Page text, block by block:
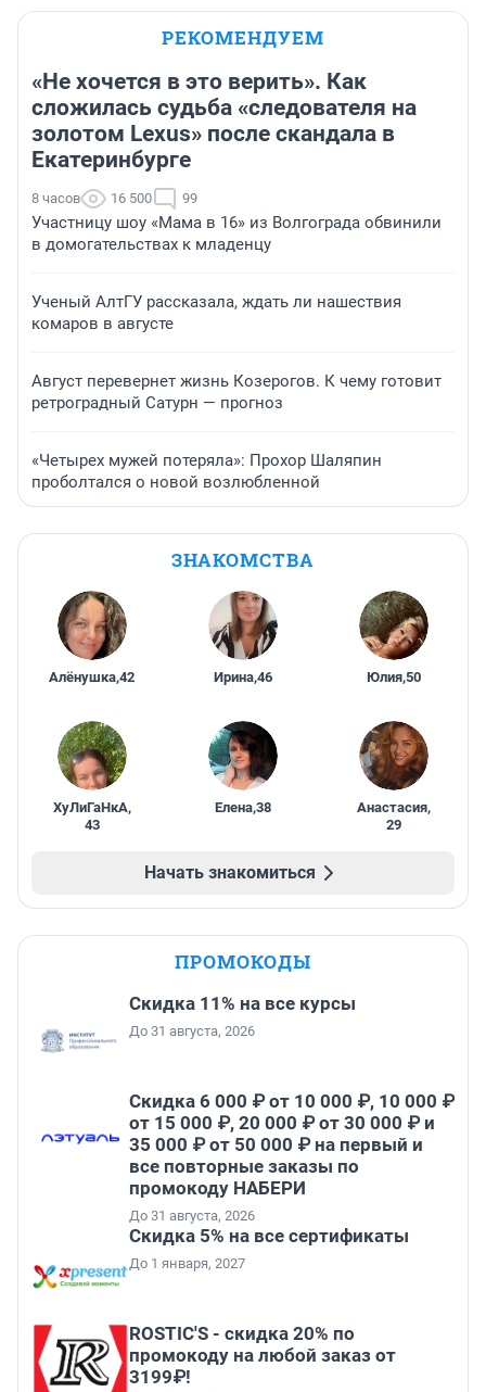
РЕКОМЕНДУЕМ
«Не хочется в это верить». Как
сложилась судьба «следователя на
золотом Lexus» после скандала в
Екатеринбурге
8 часов 16 500 99
Участницу шоу «Мама в 16» из Волгограда обвинили
в домогательствах к младенцу
Ученый АлтГУ рассказала, ждать ли нашествия
комаров в августе
Август перевернет жизнь Козерогов. К чему готовит
ретроградный Сатурн — прогноз
«Четырех мужей потеряла»: Прохор Шаляпин
проболтался о новой возлюбленной
ЗНАКОМСТВА
Алёнушка,42 Ирина,46 Юлия,50
ХуЛиГаНкА,
43
Елена,38 Анастасия,
29
Начать знакомиться
ПРОМОКОДЫ
Скидка 11% на все курсы
До 31 августа, 2026
Скидка 6 000 ₽ от 10 000 ₽, 10 000 ₽
от 15 000 ₽, 20 000 ₽ от 30 000 ₽ и
35 000 ₽ от 50 000 ₽ на первый и
все повторные заказы по
промокоду НАБЕРИ
До 31 августа, 2026
Скидка 5% на все сертификаты
До 1 января, 2027
ROSTIC'S - скидка 20% по
промокоду на любой заказ от
3199₽!